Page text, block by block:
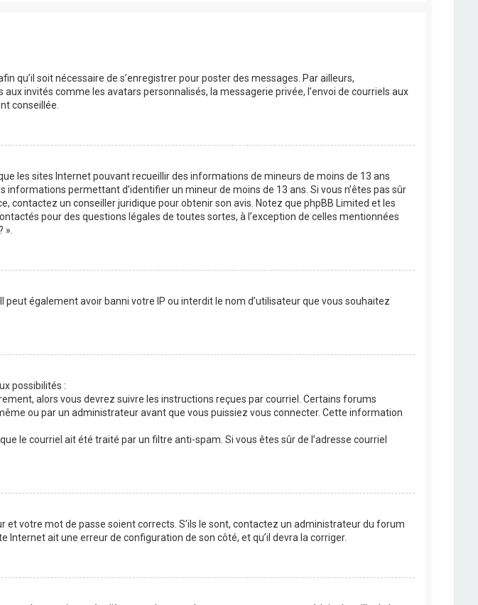
qu’il soit nécessaire de s’enregistrer pour poster des messages. Par ailleurs,
invités comme les avatars personnalisés, la messagerie privée, l’envoi de courriels aux
conseillée.
les sites Internet pouvant recueillir des informations de mineurs de moins de 13 ans
permettant d’identifier un mineur de moins de 13 ans. Si vous n’êtes pas sûr
contactez un conseiller juridique pour obtenir son avis. Notez que phpBB Limited et les
pour des questions légales de toutes sortes, à l’exception de celles mentionnées
également avoir banni votre IP ou interdit le nom d’utilisateur que vous souhaitez
possibilités :
alors vous devrez suivre les instructions reçues par courriel. Certains forums
ou par un administrateur avant que vous puissiez vous connecter. Cette information
le courriel ait été traité par un filtre anti-spam. Si vous êtes sûr de l’adresse courriel
votre mot de passe soient corrects. S’ils le sont, contactez un administrateur du forum
ait une erreur de configuration de son côté, et qu’il devra la corriger.